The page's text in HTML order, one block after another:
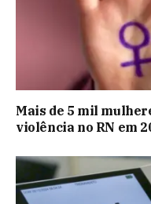
Mais de 5 mil
violência no RN em